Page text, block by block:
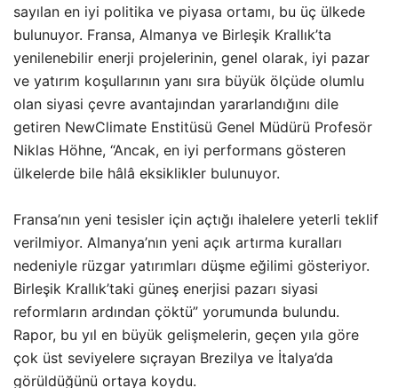
sayılan en iyi politika ve piyasa ortamı, bu üç ülkede
bulunuyor. Fransa, Almanya ve Birleşik Krallık’ta
yenilenebilir enerji projelerinin, genel olarak, iyi pazar
ve yatırım koşullarının yanı sıra büyük ölçüde olumlu
olan siyasi çevre avantajından yararlandığını dile
getiren NewClimate Enstitüsü Genel Müdürü Profesör
Niklas Höhne, “Ancak, en iyi performans gösteren
ülkelerde bile hâlâ eksiklikler bulunuyor.
Fransa’nın yeni tesisler için açtığı ihalelere yeterli teklif
verilmiyor. Almanya’nın yeni açık artırma kuralları
nedeniyle rüzgar yatırımları düşme eğilimi gösteriyor.
Birleşik Krallık’taki güneş enerjisi pazarı siyasi
reformların ardından çöktü” yorumunda bulundu.
Rapor, bu yıl en büyük gelişmelerin, geçen yıla göre
çok üst seviyelere sıçrayan Brezilya ve İtalya’da
görüldüğünü ortaya koydu.